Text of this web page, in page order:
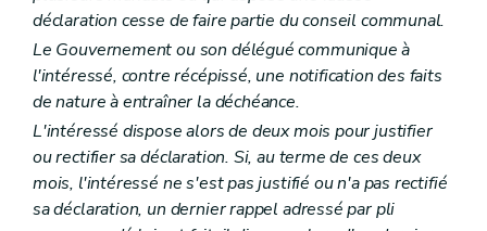
Art. L2212-14
Art. L2212-15
Art. L2212-16
Art. L2212-17
Art. L2212-18
Art. L2212-19
Art. L2212-20
Art. L2212-21
Art. L2212-22
Art. L2212-23
Art. L2212-24
déclaration cesse de faire partie du conseil communal.
Le Gouvernement ou son délégué communique à
l'intéressé, contre récépissé, une notification des faits
de nature à entraîner la déchéance.
L'intéressé dispose alors de deux mois pour justifier
ou rectifier sa déclaration. Si, au terme de ces deux
mois, l'intéressé ne s'est pas justifié ou n'a pas rectifié
sa déclaration, un dernier rappel adressé par pli